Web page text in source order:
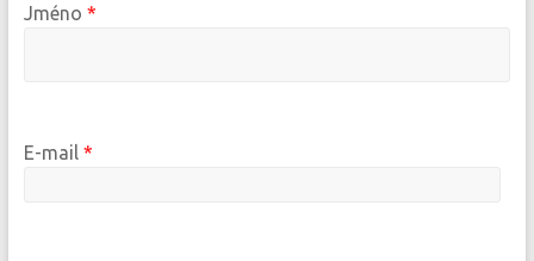
Jméno *
E-mail *